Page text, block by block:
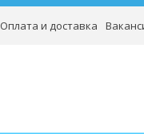
Оплата и доставка